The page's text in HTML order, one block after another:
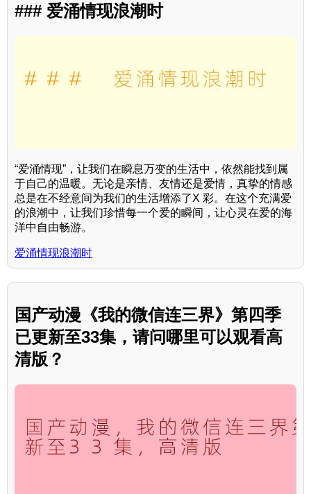
### 爱涌情现浪潮时
“爱涌情现”，让我们在瞬息万变的生活中，依然能找到属
于自己的温暖。无论是亲情、友情还是爱情，真挚的情感
总是在不经意间为我们的生活增添了X 彩。在这个充满爱
的浪潮中，让我们珍惜每一个爱的瞬间，让心灵在爱的海
洋中自由畅游。
爱涌情现浪潮时
国产动漫《我的微信连三界》第四季
已更新至33集，请问哪里可以观看高
清版？